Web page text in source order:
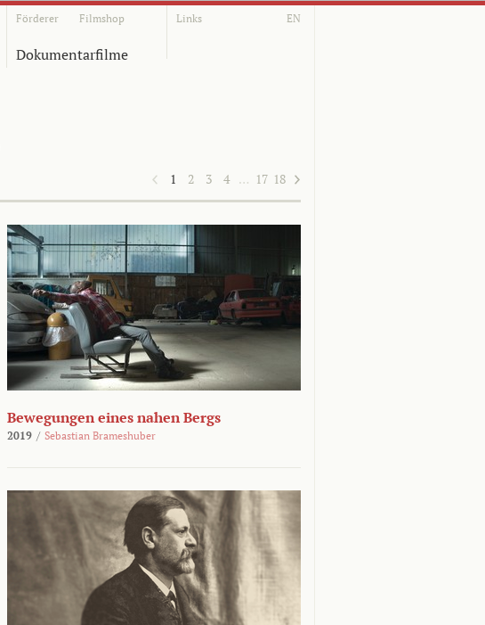
Förderer Filmshop Links EN
Dokumentarfilme
1 2 3 4 … 17 18
Bewegungen eines nahen Bergs
2019 / Sebastian Brameshuber